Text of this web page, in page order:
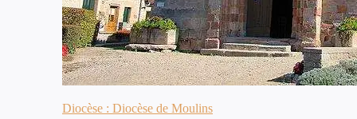
Diocèse : Diocèse de Moulins